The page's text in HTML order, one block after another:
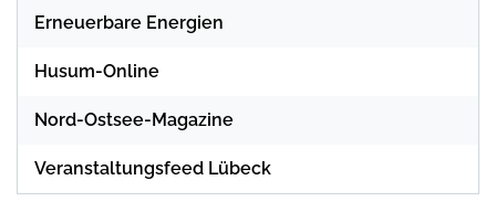
Erneuerbare Energien
Husum-Online
Nord-Ostsee-Magazine
Veranstaltungsfeed Lübeck